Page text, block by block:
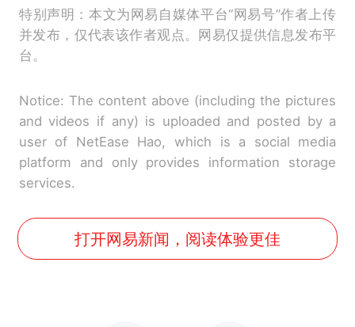
特别声明：本文为网易自媒体平台“网易号”作者上传
并发布，仅代表该作者观点。网易仅提供信息发布平
台。
Notice: The content above (including the pictures
and videos if any) is uploaded and posted by a
user of NetEase Hao, which is a social media
platform and only provides information storage
services.
打开网易新闻，阅读体验更佳